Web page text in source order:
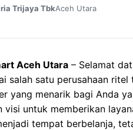
Trijaya TbkAceh Utara
Aceh Utara – Selamat
salah satu perusahaan ritel
yang menarik bagi Anda
visi untuk memberikan
tempat berbelanja,